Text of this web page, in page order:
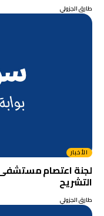
طارق الجزولي
الأخبار
لجنة اعتصام مستشفى
التشريح
طارق الجزولي